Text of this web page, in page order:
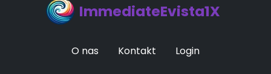
ImmediateEvista1X
O nas Kontakt Login